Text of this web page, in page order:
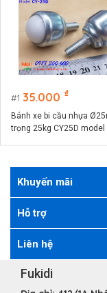
1 35.000 ₫
Bánh xe bi cầu nhựa
trọng 25kg CY25D model
Khuyến mãi
Hỗ trợ
Liên hệ
Fukidi